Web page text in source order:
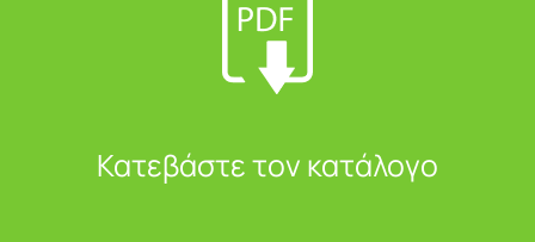
Κατεβάστε τον κατάλογο